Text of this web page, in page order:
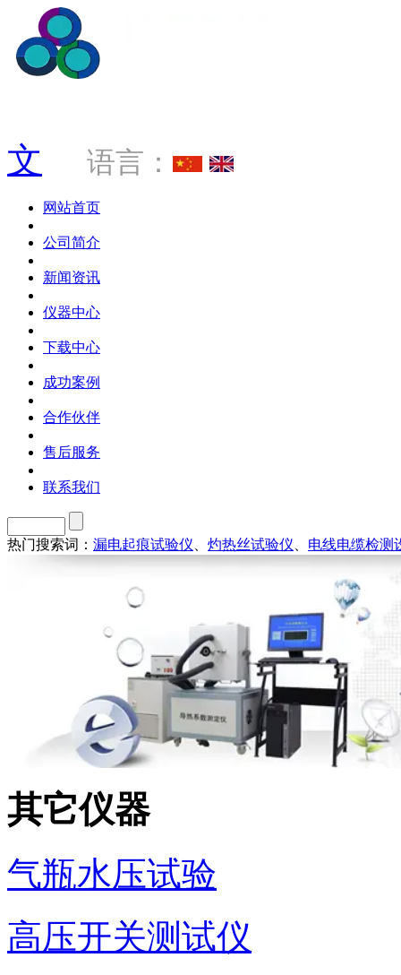
文 语言：
网站首页
公司简介
新闻资讯
仪器中心
下载中心
成功案例
合作伙伴
售后服务
联系我们
热门搜索词： 漏电起痕试验仪 灼热丝试验仪 电线电缆检测
其它仪器
气瓶水压试验
高压开关测试仪